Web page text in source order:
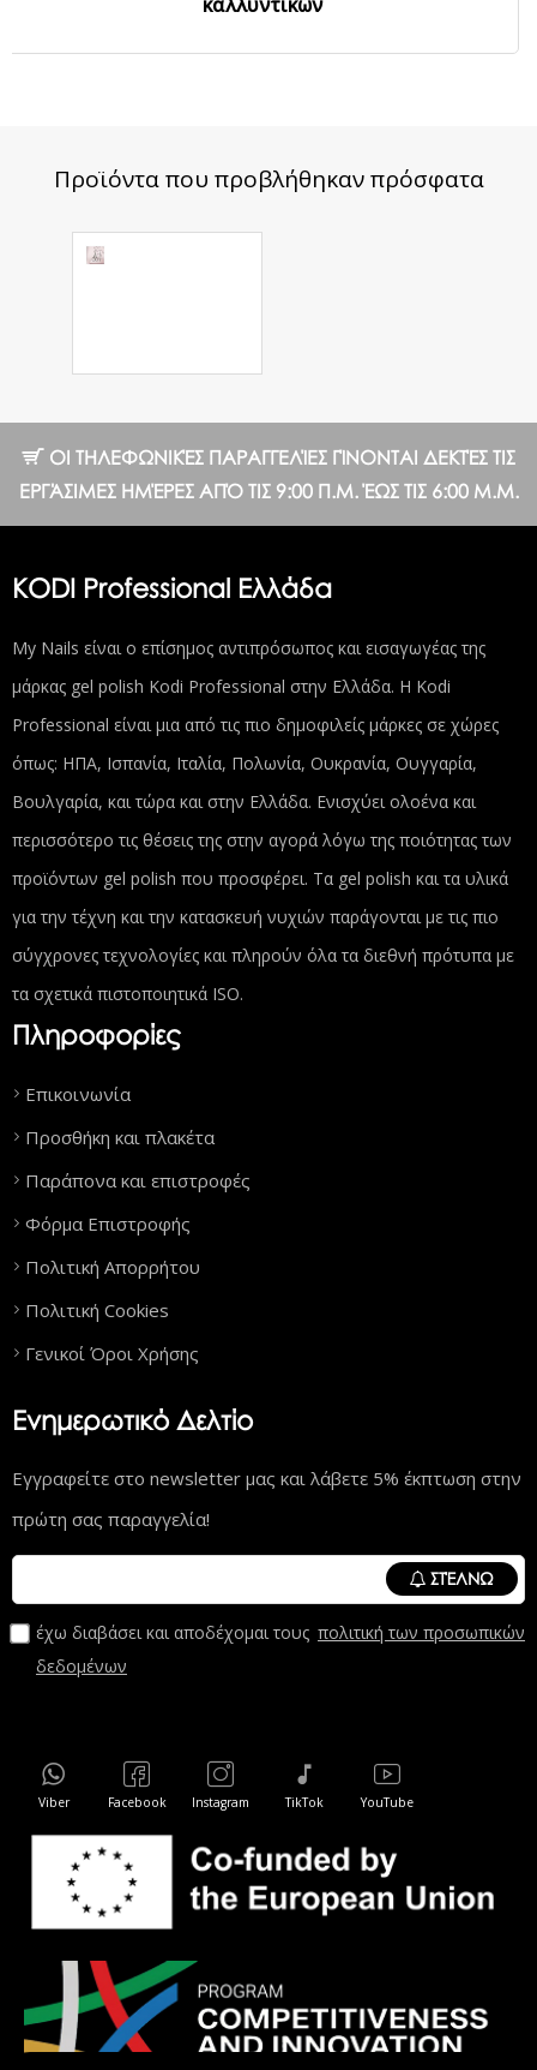
Προϊόντα που προβλήθηκαν πρόσφατα
ΟΙ ΤΗΛΕΦΩΝΙΚΈΣ ΠΑΡΑΓΓΕΛΊΕΣ ΓΊΝΟΝΤΑΙ ΔΕΚΤΈΣ ΤΙΣ
ΕΡΓΆΣΙΜΕΣ ΗΜΈΡΕΣ ΑΠΌ ΤΙΣ 9:00 Π.Μ. ΈΩΣ ΤΙΣ 6:00 Μ.Μ.
KODI Professional Ελλάδα
My Nails είναι ο επίσημος αντιπρόσωπος και εισαγωγέας της
μάρκας gel polish Kodi Professional στην Ελλάδα. Η Kodi
Professional είναι μια από τις πιο δημοφιλείς μάρκες σε χώρες
όπως: ΗΠΑ, Ισπανία, Ιταλία, Πολωνία, Ουκρανία, Ουγγαρία,
Βουλγαρία, και τώρα και στην Ελλάδα. Ενισχύει ολοένα και
περισσότερο τις θέσεις της στην αγορά λόγω της ποιότητας των
προϊόντων gel polish που προσφέρει. Τα gel polish και τα υλικά
για την τέχνη και την κατασκευή νυχιών παράγονται με τις πιο
σύγχρονες τεχνολογίες και πληρούν όλα τα διεθνή πρότυπα με
τα σχετικά πιστοποιητικά ISO.
Πληροφορίες
Επικοινωνία
Προσθήκη και πλακέτα
Παράπονα και επιστροφές
Φόρμα Επιστροφής
Πολιτική Απορρήτου
Πολιτική Cookies
Γενικοί Όροι Χρήσης
Ενημερωτικό Δελτίο
Εγγραφείτε στο newsletter μας και λάβετε 5% έκπτωση στην
πρώτη σας παραγγελία!
ΣΤΈΛΝΩ
έχω διαβάσει και αποδέχομαι τους πολιτική των προσωπικών
δεδομένων
Viber Facebook Instagram TikTok YouTube